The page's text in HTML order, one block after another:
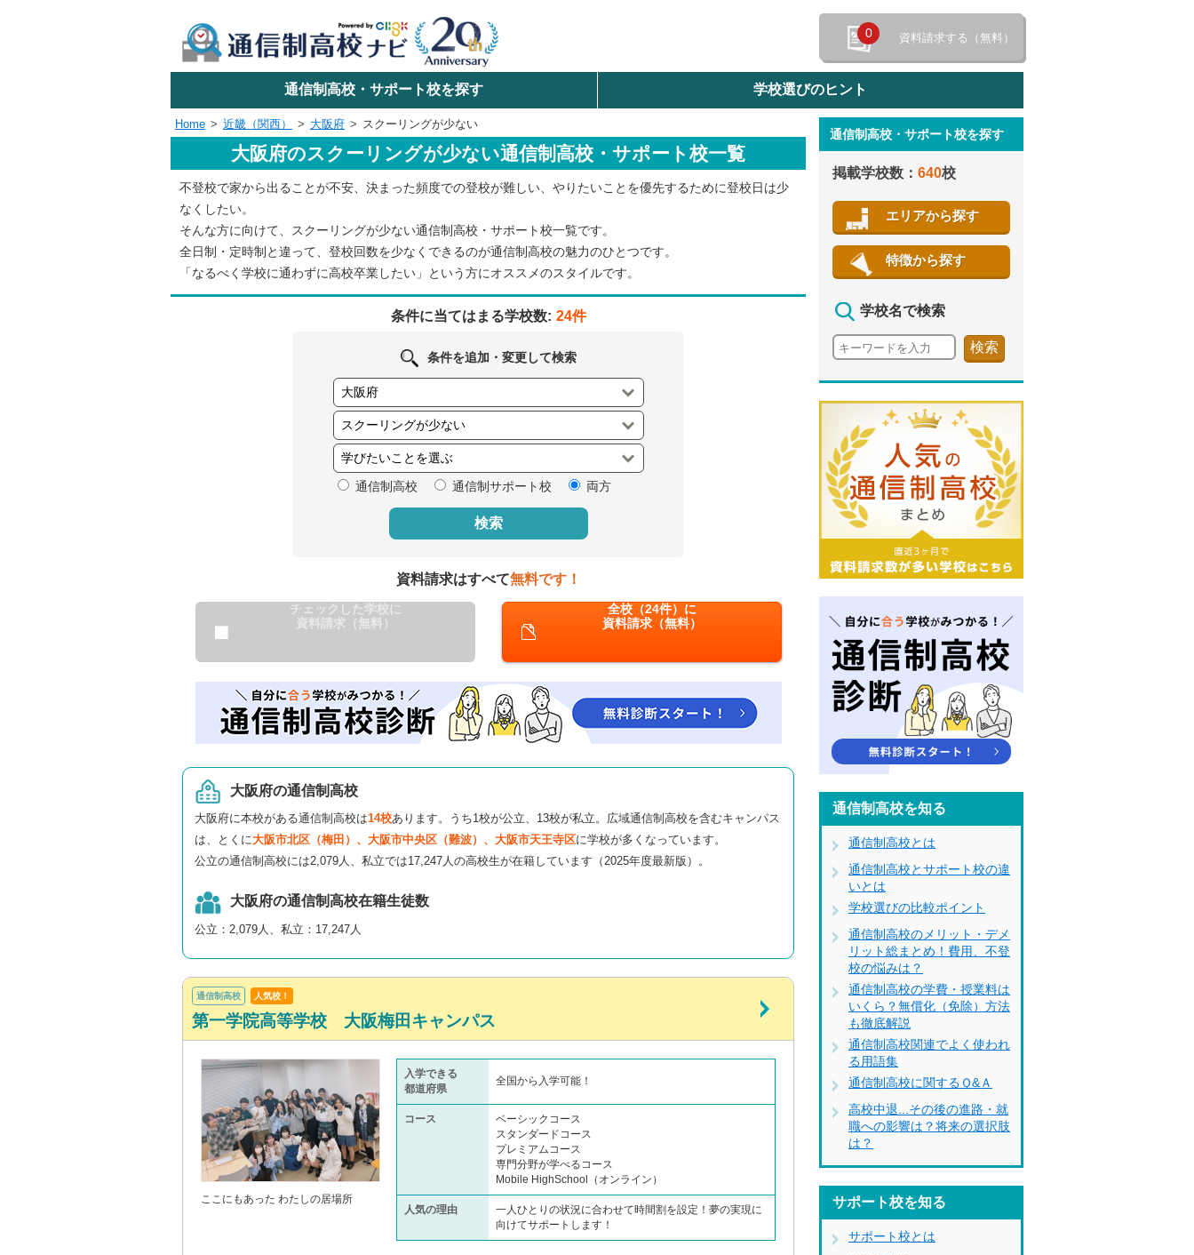
0 資料請求する（無料）
学校名で探す
検索
エリアから探す
エリアを選択して探す
関東 北海道・東北
北陸・甲信越
閉じる
通信制高校・サポート校を探す 学校選びのヒント
Home 近畿（関西） 大阪府 スクーリングが少ない
大阪府のスクーリングが少ない通信制高校・サポート校一覧
不登校で家から出ることが不安、決まった頻度での登校が難しい、やりたいことを優先するために登校日は少
なくしたい。
そんな方に向けて、スクーリングが少ない通信制高校・サポート校一覧です。
全日制・定時制と違って、登校回数を少なくできるのが通信制高校の魅力のひとつです。
「なるべく学校に通わずに高校卒業したい」という方にオススメのスタイルです。
条件に当てはまる学校数: 24件
条件を追加・変更して検索
通信制高校 通信制サポート校 両方
検索
資料請求はすべて無料です！
チェックした学校に
資料請求（無料）
全校（24件）に
資料請求（無料）
大阪府の通信制高校
大阪府に本校がある通信制高校は14校あります。うち1校が公立、13校が私立。広域通信制高校を含むキャンパス
は、とくに大阪市北区（梅田）、大阪市中央区（難波）、大阪市天王寺区に学校が多くなっています。
公立の通信制高校には2,079人、私立では17,247人の高校生が在籍しています（2025年度最新版）。
大阪府の通信制高校在籍生徒数
公立：2,079人、私立：17,247人
通信制高校 人気校！
第一学院高等学校 大阪梅田キャンパス
ここにもあった わたしの居場所
入学できる
都道府県
全国から入学可能！
コース
ベーシックコース
スタンダードコース
プレミアムコース
専門分野が学べるコース
Mobile HighSchool（オンライン）
人気の理由
一人ひとりの状況に合わせて時間割を設定！夢の実現に
向けてサポートします！
通信制高校・サポート校を探す
掲載学校数： 640校
エリアから探す
特徴から探す
学校名で検索
通信制高校を知る
通信制高校とは
通信制高校とサポート校の違
いとは
学校選びの比較ポイント
通信制高校のメリット・デメ
リット総まとめ！費用、不登
校の悩みは？
通信制高校の学費・授業料は
いくら？無償化（免除）方法
も徹底解説
通信制高校関連でよく使われ
る用語集
通信制高校に関するＱ&Ａ
高校中退...その後の進路・就
職への影響は？将来の選択肢
は？
サポート校を知る
サポート校とは